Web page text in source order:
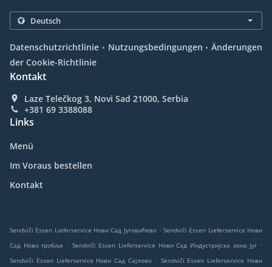
Datenschutzrichtlinie . Nutzungsbedingungen . Änderungen
der Cookie-Richtlinie
Kontakt
Laze Telečkog 3, Novi Sad 21000, Serbia
+381 69 3388088
Links
Menü
Im Voraus bestellen
Kontakt
Sendviči Essen Lieferservice Нови Сад Југовићево . Sendviči Essen Lieferservice Нови
Сад Ново гробље
. Sendviči Essen Lieferservice Нови Сад Индустријска зона југ .
Sendviči Essen Lieferservice Нови Сад Сајлово . Sendviči Essen Lieferservice Нови